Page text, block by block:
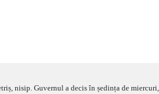
nisip. Guvernul a decis în ședința de